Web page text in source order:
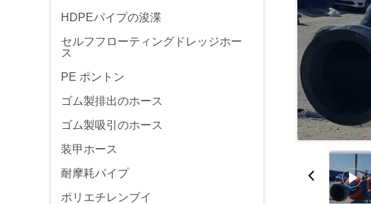
HDPEパイプの浚渫
セルフフローティングドレッジホー
ス
PE ポントン
ゴム製排出のホース
ゴム製吸引のホース
装甲ホース
耐摩耗パイプ
ポリエチレンブイ